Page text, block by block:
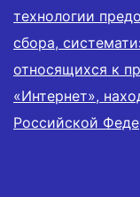
технологии
сбора,
относящихся к
«Интернет»,
Российской